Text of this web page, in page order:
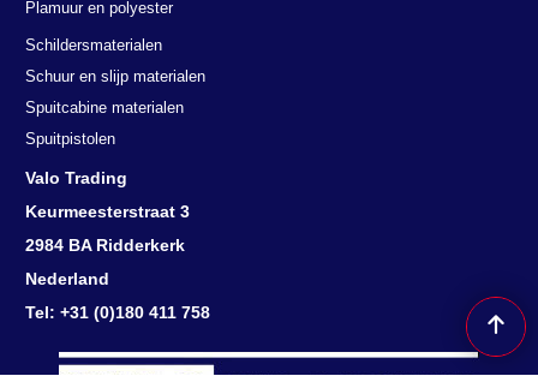
Plamuur en polyester
Schildersmaterialen
Schuur en slijp materialen
Spuitcabine materialen
Spuitpistolen
Valo Trading
Keurmeesterstraat 3
2984 BA Ridderkerk
Nederland
Tel: +31 (0)180 411 758
Deze website maakt gebruik van
cookies.
We gebruiken cookies om inhoud en advertenties te personaliseren en
gebruik van onze site met onze advertentie- en analysepartners, die
deze kunnen combineren met andere informatie die u aan hen heeft
DETAILS WEERGEVEN